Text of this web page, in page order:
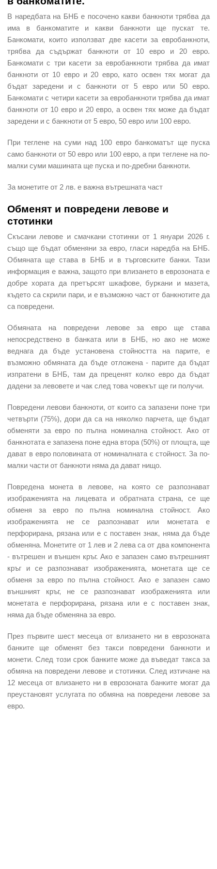
В наредбата на БНБ е посочено какви банкноти трябва да
има в банкоматите и какви банкноти ще пускат те.
Банкомати, които използват две касети за евробанкноти,
трябва да съдържат банкноти от 10 евро и 20 евро.
Банкомати с три касети за евробанкноти трябва да имат
банкноти от 10 евро и 20 евро, като освен тях могат да
бъдат заредени и с банкноти от 5 евро или 50 евро.
Банкомати с четири касети за евробанкноти трябва да имат
банкноти от 10 евро и 20 евро, а освен тях може да бъдат
заредени и с банкноти от 5 евро, 50 евро или 100 евро.
При теглене на суми над 100 евро банкоматът ще пуска
само банкноти от 50 евро или 100 евро, а при теглене на по-
малки суми машината ще пуска и по-дребни банкноти.
За монетите от 2 лв. е важна вътрешната част
Обменят и повредени левове и
стотинки
Скъсани левове и смачкани стотинки от 1 януари 2026 г.
също ще бъдат обменяни за евро, гласи наредба на БНБ.
Обмяната ще става в БНБ и в търговските банки. Тази
информация е важна, защото при влизането в еврозоната е
добре хората да претърсят шкафове, буркани и мазета,
където са скрили пари, и е възможно част от банкнотите да
са повредени.
Обмяната на повредени левове за евро ще става
непосредствено в банката или в БНБ, но ако не може
веднага да бъде установена стойността на парите, е
възможно обмяната да бъде отложена - парите да бъдат
изпратени в БНБ, там да преценят колко евро да бъдат
дадени за левовете и чак след това човекът ще ги получи.
Повредени левови банкноти, от които са запазени поне три
четвърти (75%), дори да са на няколко парчета, ще бъдат
обменяти за евро по пълна номинална стойност. Ако от
банкнотата е запазена поне една втора (50%) от площта, ще
дават в евро половината от номиналната є стойност. За по-
малки части от банкноти няма да дават нищо.
Повредена монета в левове, на която се разпознават
изображенията на лицевата и обратната страна, се ще
обменя за евро по пълна номинална стойност. Ако
изображенията не се разпознават или монетата е
перфорирана, рязана или е с поставен знак, няма да бъде
обменяна. Монетите от 1 лев и 2 лева са от два компонента
- вътрешен и външен кръг. Ако е запазен само вътрешният
кръг и се разпознават изображенията, монетата ще се
обменя за евро по пълна стойност. Ако е запазен само
външният кръг, не се разпознават изображенията или
монетата е перфорирана, рязана или е с поставен знак,
няма да бъде обменяна за евро.
През първите шест месеца от влизането ни в еврозоната
банките ще обменят без такси повредени банкноти и
монети. След този срок банките може да въведат такса за
обмяна на повредени левове и стотинки. След изтичане на
12 месеца от влизането ни в еврозоната банките могат да
преустановят услугата по обмяна на повредени левове за
евро.